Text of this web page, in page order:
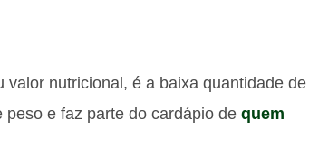
valor nutricional, é a baixa quantidade de
e faz parte do cardápio de quem